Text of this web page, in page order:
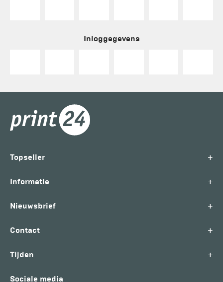
Inloggegevens
Topseller +
Informatie +
Nieuwsbrief +
Contact +
Tijden +
Sociale media